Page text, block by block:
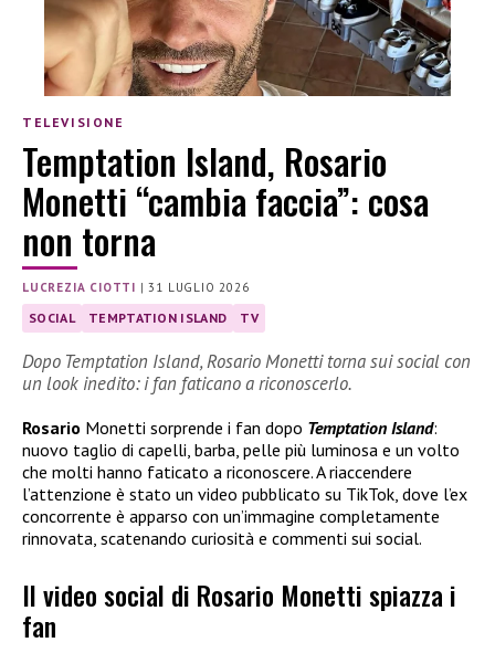
TELEVISIONE
Temptation Island, Rosario
Monetti “cambia faccia”: cosa
non torna
LUCREZIA CIOTTI |31 LUGLIO 2026
SOCIAL TEMPTATION ISLAND TV
Dopo Temptation Island, Rosario Monetti torna sui social con
un look inedito: i fan faticano a riconoscerlo.
Rosario Monetti sorprende i fan dopo Temptation Island:
nuovo taglio di capelli, barba, pelle più luminosa e un volto
che molti hanno faticato a riconoscere. A riaccendere
l’attenzione è stato un video pubblicato su TikTok, dove l’ex
concorrente è apparso con un’immagine completamente
rinnovata, scatenando curiosità e commenti sui social.
Il video social di Rosario Monetti spiazza i
fan